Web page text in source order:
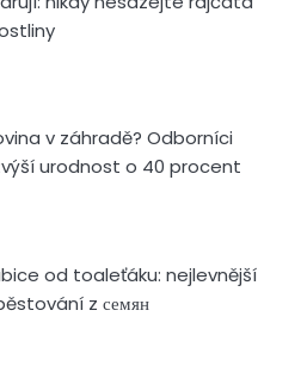
v záhradě? Odborníci
urodnost o 40 procent
od toaleťáku: nejlevnější
z семян